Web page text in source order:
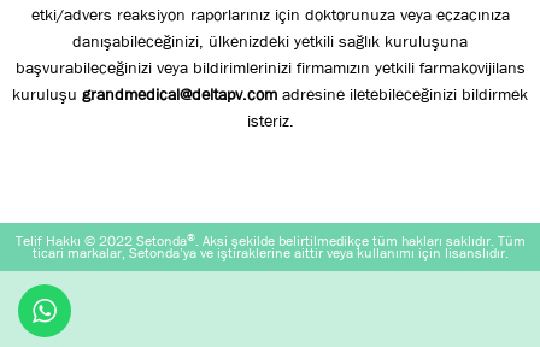
etki/advers reaksiyon raporlarınız için doktorunuza veya eczacınıza
danışabileceğinizi, ülkenizdeki yetkili sağlık kuruluşuna
başvurabileceğinizi veya bildirimlerinizi firmamızın yetkili farmakovijilans
kuruluşu grandmedical@deltapv.com adresine iletebileceğinizi bildirmek
isteriz.
Telif Hakkı © 2022 Setonda®. Aksi şekilde belirtilmedikçe tüm hakları saklıdır. Tüm
ticari markalar, Setonda’ya ve iştiraklerine aittir veya kullanımı için lisanslıdır.